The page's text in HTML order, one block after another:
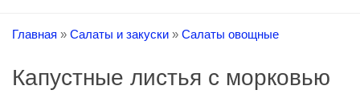
Главная » Салаты и закуски » Салаты овощные
Капустные листья с морковью